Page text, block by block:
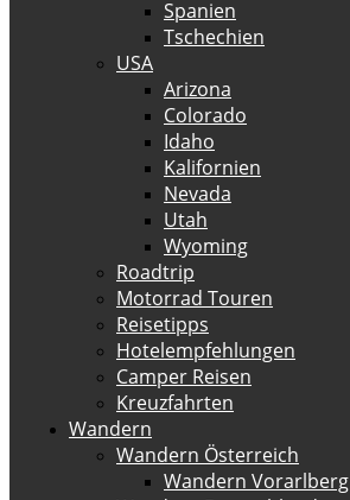
Spanien
Tschechien
USA
Arizona
Colorado
Idaho
Kalifornien
Nevada
Utah
Wyoming
Roadtrip
Motorrad Touren
Reisetipps
Hotelempfehlungen
Camper Reisen
Kreuzfahrten
Wandern
Wandern Österreich
Wandern Vorarlberg